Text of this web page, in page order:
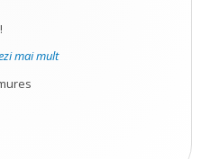
mai mult